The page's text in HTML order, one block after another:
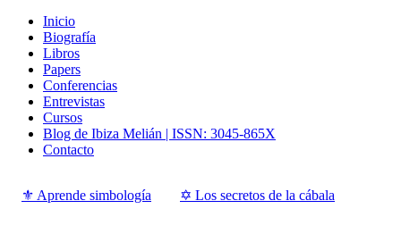
Inicio
Biografía
Libros
Papers
Conferencias
Entrevistas
Cursos
Blog de Ibiza Melián | ISSN: 3045-865X
Contacto
⚜️ Aprende simbología ✡️ Los secretos de la cábala